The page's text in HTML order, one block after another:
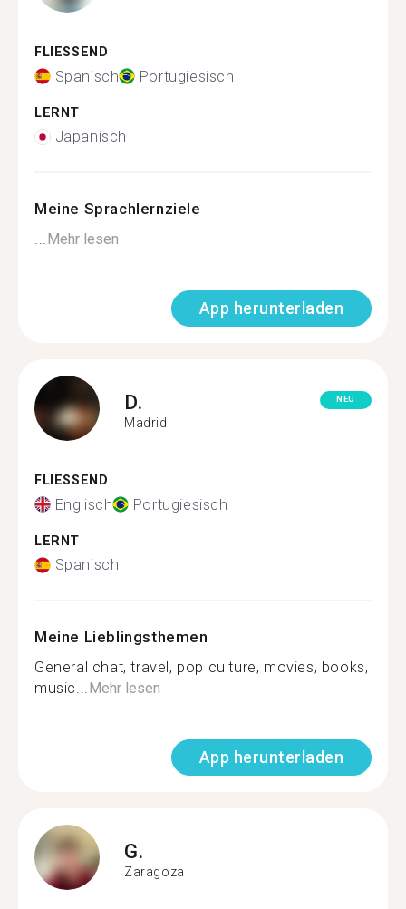
FLIESSEND
Spanisch Portugiesisch
LERNT
Japanisch
Meine Sprachlernziele
...Mehr lesen
App herunterladen
D.
Madrid
NEU
FLIESSEND
Englisch Portugiesisch
LERNT
Spanisch
Meine Lieblingsthemen
General chat, travel, pop culture, movies, books,
music...Mehr lesen
App herunterladen
G.
Zaragoza